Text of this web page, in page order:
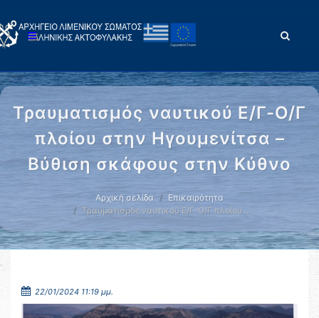
Τραυματισμός ναυτικού Ε/Γ-Ο/Γ
πλοίου στην Ηγουμενίτσα –
Βύθιση σκάφους στην Κύθνο
Αρχική σελίδα
Επικαιρότητα
Τραυματισμός ναυτικού Ε/Γ-Ο/Γ πλοίου …
22/01/2024 11:19 μμ.